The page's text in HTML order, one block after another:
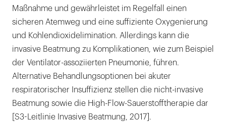
Maßnahme und gewährleistet im Regelfall einen
sicheren Atemweg und eine suffiziente Oxygenierung
und Kohlendioxidelimination. Allerdings kann die
invasive Beatmung zu Komplikationen, wie zum Beispiel
der Ventilator-assoziierten Pneumonie, führen.
Alternative Behandlungsoptionen bei akuter
respiratorischer Insuffizienz stellen die nicht-invasive
Beatmung sowie die High-Flow-Sauerstofftherapie dar
[S3-Leitlinie Invasive Beatmung, 2017].